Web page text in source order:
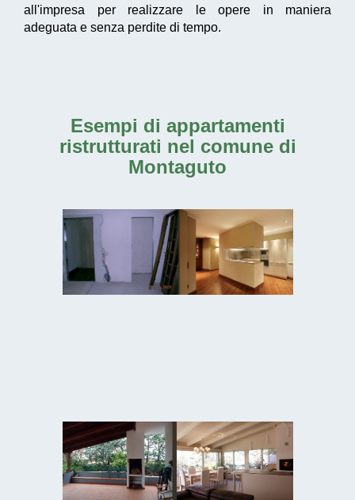
all'impresa per realizzare le opere in maniera
adeguata e senza perdite di tempo.
Esempi di appartamenti
ristrutturati nel comune di
Montaguto